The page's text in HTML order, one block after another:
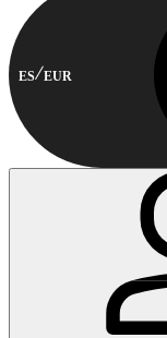
ES EUR